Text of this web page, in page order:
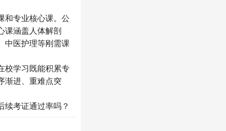
专业核心课。公
课涵盖人体解剖
中医护理等刚需课
学习既能积累专
渐进、重难点突
考证通过率吗？